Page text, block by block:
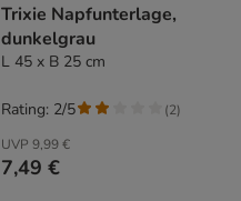
Trixie Napfunterlage,
dunkelgrau
L 45 x B 25 cm
UVP 9,99 €
7,49 €
Rating: 2/5 (2)